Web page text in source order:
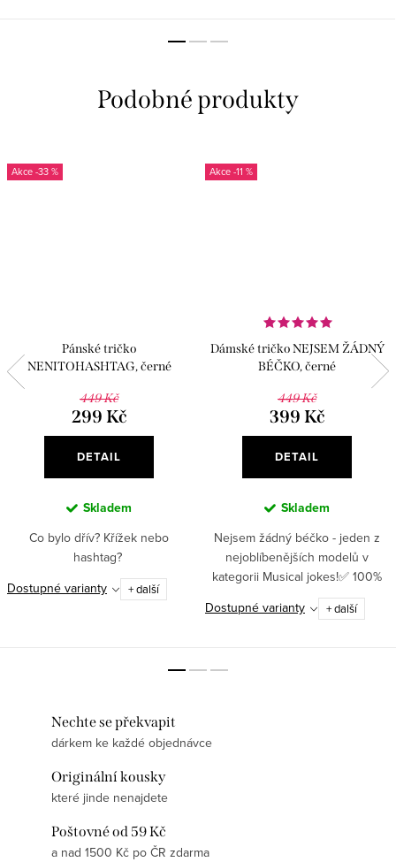
-33 %
Pánské tričko
NENITOHASHTAG, černé
449 Kč
299 Kč
DETAIL
Skladem
Co bylo dřív? Křížek nebo
hashtag?
Dostupné varianty
+ další
-11 %
Dámské tričko NEJSEM ŽÁDNÝ
BÉČKO, černé
449 Kč
399 Kč
DETAIL
Skladem
Nejsem žádný béčko - jeden z
nejoblíbenějších modelů v
kategorii Musical jokes!✅ 100%
bavlna – příjemný a prodyšný
materiál pro pohodlné nošení✅
Dostupné varianty + další
Nechte se překvapit
dárkem ke každé objednávce
Originální kousky
které jinde nenajdete
Poštovné od 59 Kč
a nad 1500 Kč po ČR zdarma